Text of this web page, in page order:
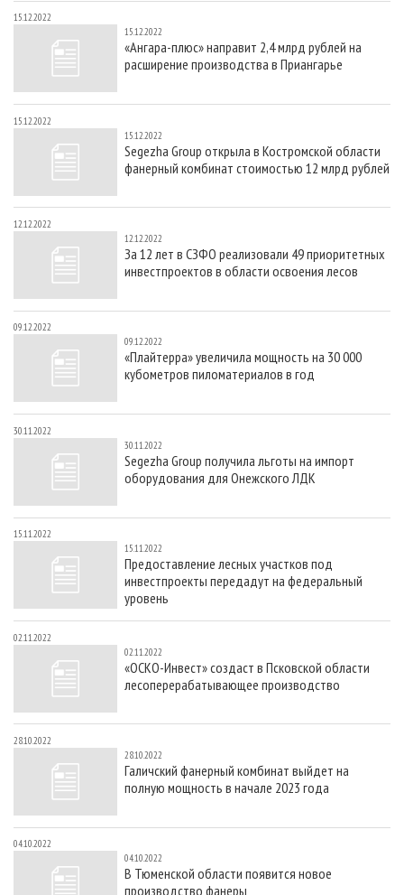
15.12.2022
15.12.2022
«Ангара-плюс» направит 2,4 млрд рублей на
расширение производства в Приангарье
15.12.2022
15.12.2022
Segezha Group открыла в Костромской области
фанерный комбинат стоимостью 12 млрд рублей
12.12.2022
12.12.2022
За 12 лет в СЗФО реализовали 49 приоритетных
инвестпроектов в области освоения лесов
09.12.2022
09.12.2022
«Плайтерра» увеличила мощность на 30 000
кубометров пиломатериалов в год
30.11.2022
30.11.2022
Segezha Group получила льготы на импорт
оборудования для Онежского ЛДК
15.11.2022
15.11.2022
Предоставление лесных участков под
инвестпроекты передадут на федеральный
уровень
02.11.2022
02.11.2022
«ОСКО-Инвест» создаст в Псковской области
лесоперерабатывающее производство
28.10.2022
28.10.2022
Галичский фанерный комбинат выйдет на
полную мощность в начале 2023 года
04.10.2022
04.10.2022
В Тюменской области появится новое
производство фанеры